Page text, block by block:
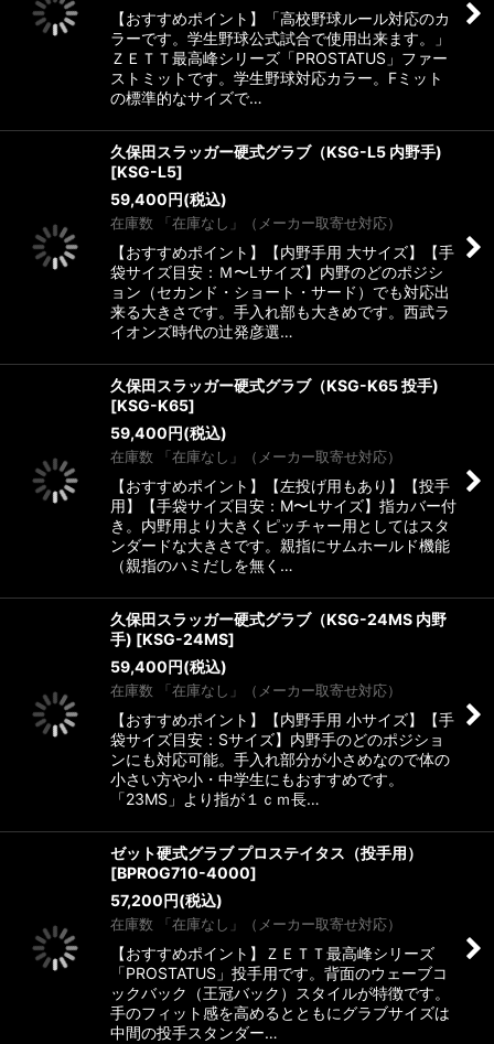
【おすすめポイント】「高校野球ルール対応のカ
ラーです。学生野球公式試合で使用出来ます。」
ＺＥＴＴ最高峰シリーズ「PROSTATUS」ファー
ストミットです。学生野球対応カラー。Fミット
の標準的なサイズで…
久保田スラッガー硬式グラブ（KSG-L5 内野手)
[KSG-L5]
59,400円(税込)
在庫数 「在庫なし」（メーカー取寄せ対応）
【おすすめポイント】【内野手用 大サイズ】【手
袋サイズ目安：Ｍ〜Lサイズ】内野のどのポジシ
ョン（セカンド・ショート・サード）でも対応出
来る大きさです。手入れ部も大きめです。西武ラ
イオンズ時代の辻発彦選…
久保田スラッガー硬式グラブ（KSG-K65 投手)
[KSG-K65]
59,400円(税込)
在庫数 「在庫なし」（メーカー取寄せ対応）
【おすすめポイント】【左投げ用もあり】【投手
用】【手袋サイズ目安：M〜Lサイズ】指カバー付
き。内野用より大きくピッチャー用としてはスタ
ンダードな大きさです。親指にサムホールド機能
（親指のハミだしを無く…
久保田スラッガー硬式グラブ（KSG-24MS 内野
手) [KSG-24MS]
59,400円(税込)
在庫数 「在庫なし」（メーカー取寄せ対応）
【おすすめポイント】【内野手用 小サイズ】【手
袋サイズ目安：Sサイズ】内野手のどのポジショ
ンにも対応可能。手入れ部分が小さめなので体の
小さい方や小・中学生にもおすすめです。
「23MS」より指が１ｃｍ長…
ゼット硬式グラブ プロステイタス（投手用）
[BPROG710-4000]
57,200円(税込)
在庫数 「在庫なし」（メーカー取寄せ対応）
【おすすめポイント】ＺＥＴＴ最高峰シリーズ
「PROSTATUS」投手用です。背面のウェーブコ
ックバック（王冠バック）スタイルが特徴です。
手のフィット感を高めるとともにグラブサイズは
中間の投手スタンダー…